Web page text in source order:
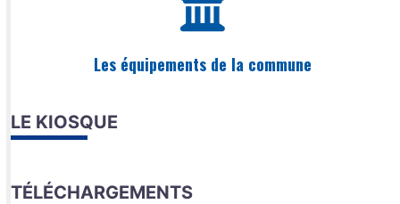
Les équipements de la commune
LE KIOSQUE
TÉLÉCHARGEMENTS